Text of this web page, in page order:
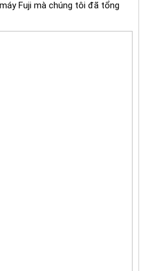
Fuji mà chúng tôi đã tổng